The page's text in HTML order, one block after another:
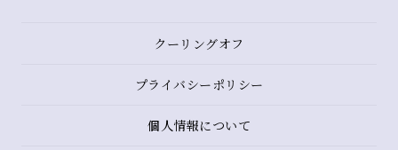
クーリングオフ
プライバシーポリシー
個人情報について